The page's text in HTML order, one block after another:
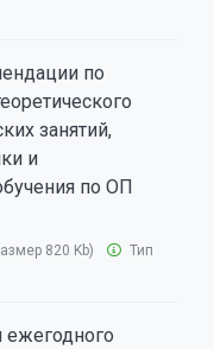
по
занятий,
и
по ОП
820 Kb)
Тип